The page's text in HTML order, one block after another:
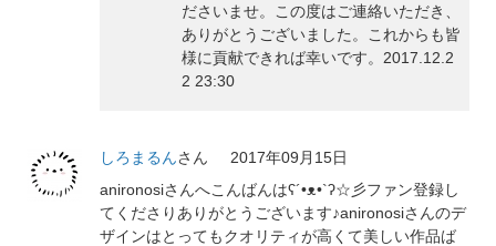
ださいませ。この度はご連絡いただき、
ありがとうございました。これからも皆
様に貢献できれば幸いです。2017.12.2
2 23:30
しろまるんさん
2017年09月15日
anironosiさんへこんばんはʕ´•ᴥ•`ʔ☆彡ファン登録し
てくださりありがとうございます♪anironosiさんのデ
ザインはとってもクオリティが高くて美しい作品ば